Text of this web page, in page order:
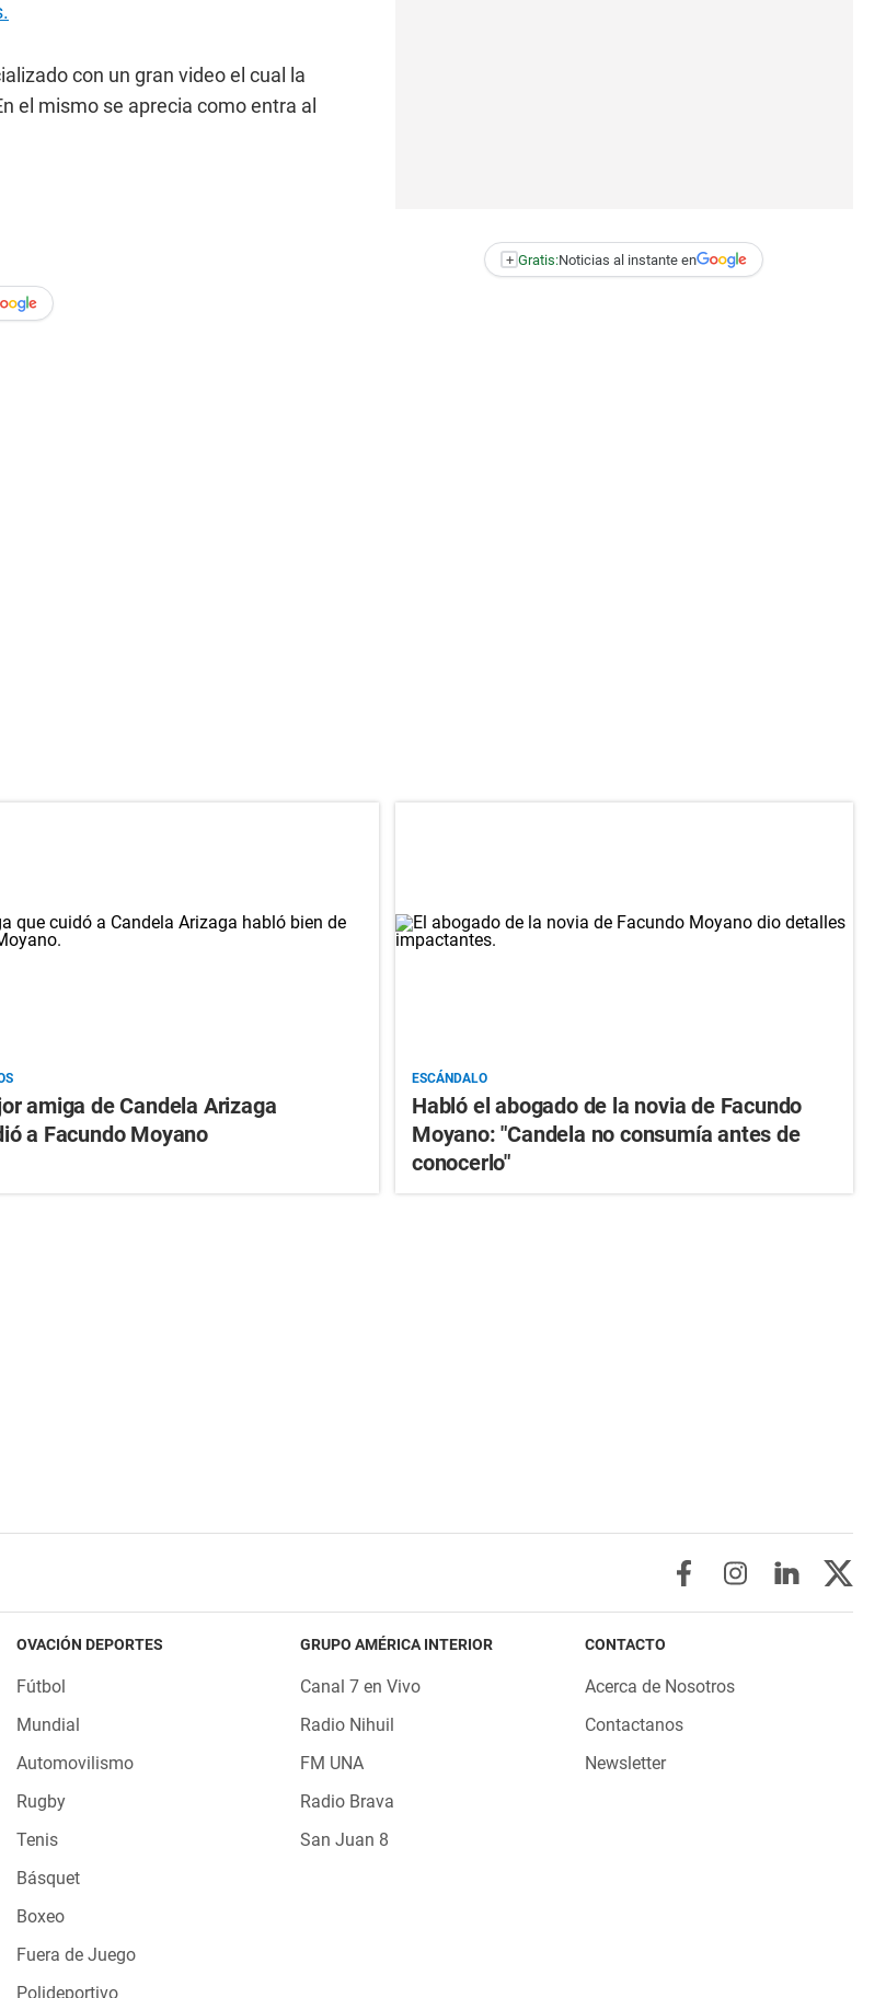
con un gran video el cual la
el mismo se aprecia como entra al
+ Gratis:Noticias al instante en
amiga de Candela Arizaga
a Facundo Moyano
ESCÁNDALO
Habló el abogado de la novia de Facundo
Moyano: "Candela no consumía antes de
conocerlo"
OVACIÓN DEPORTES
Fútbol
Mundial
Automovilismo
Rugby
Tenis
Básquet
Boxeo
Fuera de Juego
Polideportivo
GRUPO AMÉRICA INTERIOR
Canal 7 en Vivo
Radio Nihuil
FM UNA
Radio Brava
San Juan 8
CONTACTO
Acerca de Nosotros
Contactanos
Newsletter